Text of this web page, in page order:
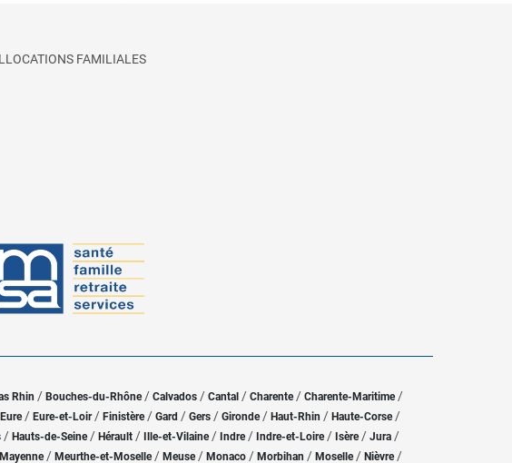
FAMILIALES
Rhin / Bouches-du-Rhône/ Calvados / Cantal / Charente / Charente-Maritime/
Eure/ Eure-et-Loir / Finistère/ Gard / Gers / Gironde/ Haut-Rhin / Haute-Corse/
/ Hauts-de-Seine/ Hérault / Ille-et-Vilaine/ Indre/ Indre-et-Loire/ Isère/ Jura /
Mayenne/ Meurthe-et-Moselle/ Meuse/ Monaco / Morbihan / Moselle/ Nièvre /